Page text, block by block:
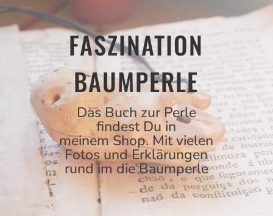
FASZINATION
BAUMPERLE
Das Buch zur Perle
findest Du in
meinem Shop. Mit vielen
Fotos und Erklärungen
rund im die Baumperle